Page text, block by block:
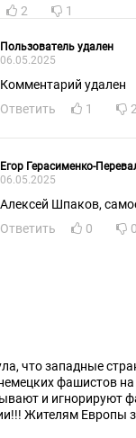
2 1
Пользователь удален
06.05.2025
Комментарий удален
Ответить
1 2
Егор Герасименко-
06.05.2025
Алексей Шпаков,
Ответить
0 0
что западные
фашистов
и игнорируют
Жителям Европы